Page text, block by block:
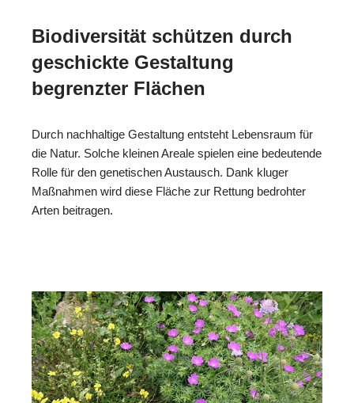
Biodiversität schützen durch
geschickte Gestaltung
begrenzter Flächen
Durch nachhaltige Gestaltung entsteht Lebensraum für
die Natur. Solche kleinen Areale spielen eine bedeutende
Rolle für den genetischen Austausch. Dank kluger
Maßnahmen wird diese Fläche zur Rettung bedrohter
Arten beitragen.